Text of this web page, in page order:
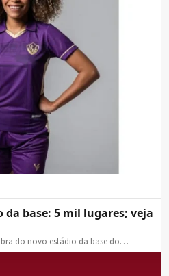
base: 5 mil lugares; veja
do novo estádio da base do…